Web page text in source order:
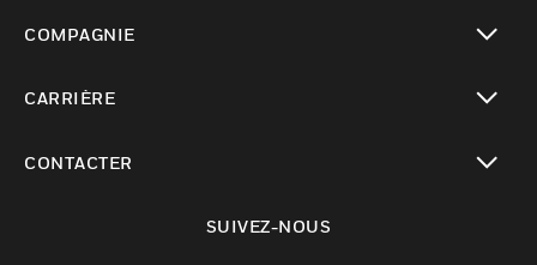
COMPAGNIE
CARRIÈRE
CONTACTER
SUIVEZ-NOUS